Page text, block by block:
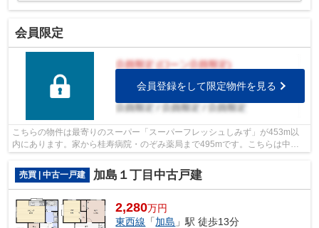
会員限定
会員登録をして限定物件を見る
こちらの物件は最寄りのスーパー「スーパーフレッシュしみず」が453m以
内にあります。家から桂寿病院・のぞみ薬局まで495mです。こちらは中古
売買 | 中古一戸建
加島１丁目中古戸建
2,280万円
東西線 「加島 」駅 徒歩13分